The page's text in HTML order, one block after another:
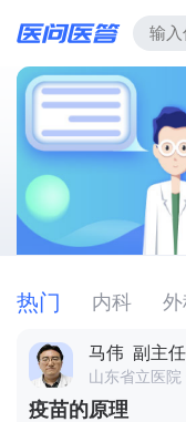
热门 内科
全科
肺炎 冠
病毒感染
马伟 副主
山东省立医院
疫苗的原理